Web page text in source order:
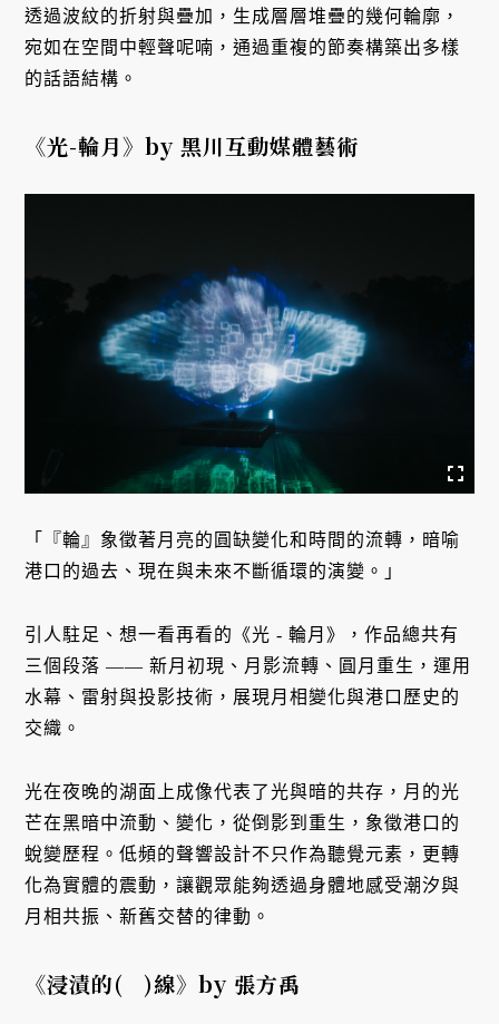
透過波紋的折射與疊加，生成層層堆疊的幾何輪廓，
宛如在空間中輕聲呢喃，通過重複的節奏構築出多樣
的話語結構。
《光-輪月》by 黑川互動媒體藝術
「『輪』象徵著月亮的圓缺變化和時間的流轉，暗喻
港口的過去、現在與未來不斷循環的演變。」
引人駐足、想一看再看的《光 - 輪月》，作品總共有
三個段落 —— 新月初現、月影流轉、圓月重生，運用
水幕、雷射與投影技術，展現月相變化與港口歷史的
交織。
光在夜晚的湖面上成像代表了光與暗的共存，月的光
芒在黑暗中流動、變化，從倒影到重生，象徵港口的
蛻變歷程。低頻的聲響設計不只作為聽覺元素，更轉
化為實體的震動，讓觀眾能夠透過身體地感受潮汐與
月相共振、新舊交替的律動。
《浸漬的( )線》by 張方禹